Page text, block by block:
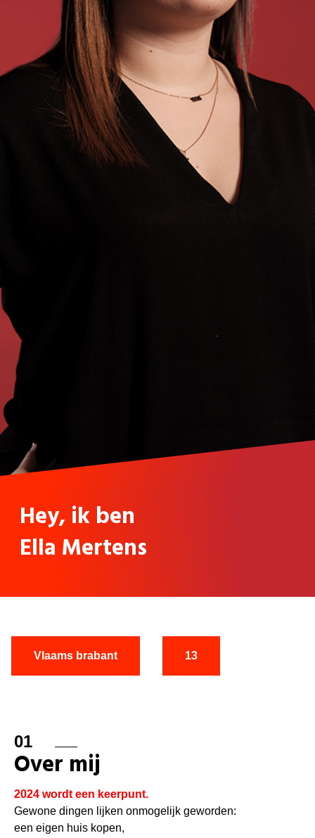
Hey, ik ben
Ella Mertens
Vlaams brabant 13
01
Over mij
2024 wordt een keerpunt.
Gewone dingen lijken onmogelijk geworden:
een eigen huis kopen,